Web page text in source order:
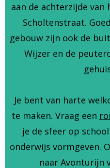
aan de achterzijde van
Scholtenstraat.
gebouw zijn ook de
Wijzer en de
Je bent van harte
te maken. Vraag een
je de sfeer op
onderwijs vormgeven.
naar Avonturijn